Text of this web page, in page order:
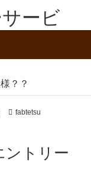
？？
fabtetsu